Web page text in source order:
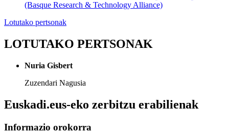
(Basque Research & Technology Alliance)
Lotutako pertsonak
LOTUTAKO PERTSONAK
Nuria Gisbert
Zuzendari Nagusia
Euskadi.eus-eko zerbitzu erabilienak
Informazio orokorra